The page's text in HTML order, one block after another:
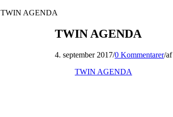
TWIN AGENDA
TWIN AGENDA
4. september 2017/0 Kommentarer/af
TWIN AGENDA